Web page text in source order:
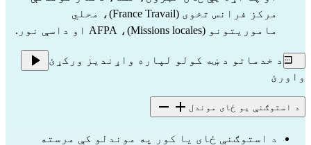
مرکز فرانس تخوی (France Travail)، محلي
ماموریتونو (Missions locales)، AFPA او داسې نور.
د خدماتو د ښه کولو لپاره واړندیز ورکړئ
واورئ
د استوګنې یو ځای موندل
د استوګنې ځای یا کور په موندلو کې مرسته